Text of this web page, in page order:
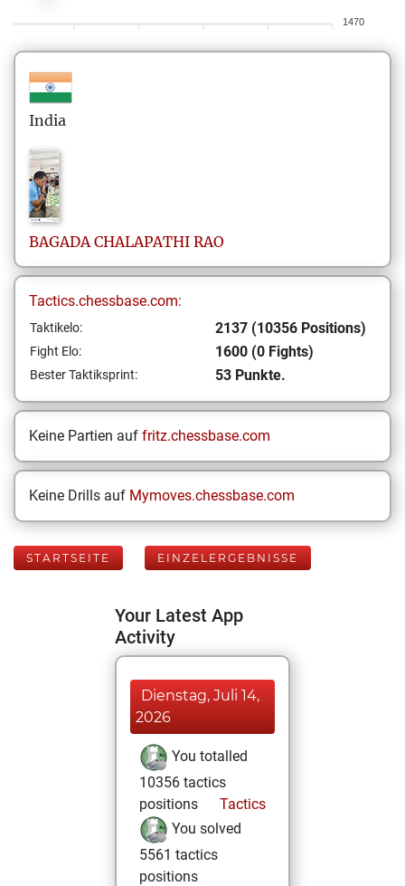
1470
India
BAGADA CHALAPATHI RAO
Tactics.chessbase.com:
Taktikelo: 2137 (10356 Positions)
Fight Elo: 1600 (0 Fights)
Bester Taktiksprint: 53 Punkte.
Keine Partien auf fritz.chessbase.com
Keine Drills auf Mymoves.chessbase.com
STARTSEITE EINZELERGEBNISSE
Your Latest App
Activity
Dienstag, Juli 14,
2026
You totalled
10356 tactics
positions
Tactics
You solved
5561 tactics
positions